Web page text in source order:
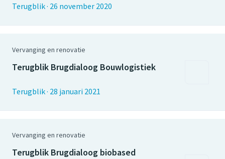
Terugblik· 26 november 2020
Vervanging en renovatie
Terugblik Brugdialoog Bouwlogistiek
Terugblik· 28 januari 2021
Vervanging en renovatie
Terugblik Brugdialoog biobased